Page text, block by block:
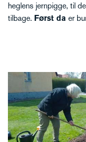
heglens jernpigge, til
tilbage. Først da er